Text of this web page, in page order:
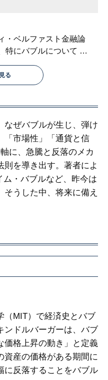
・ベルファスト金融論
特にバブルについて …
る
なぜバブルが生じ、弾け
「市場性」「通貨と信
に、急騰と反落のメカ
を導き出す。著者によ
・バブルなど、昨今は
うした中、将来に備え
MIT）で経済史とバブ
ンドルバーガーは、バブ
価格上昇の動き」と定義
資産の価格がある期間に
に反落することをバブル